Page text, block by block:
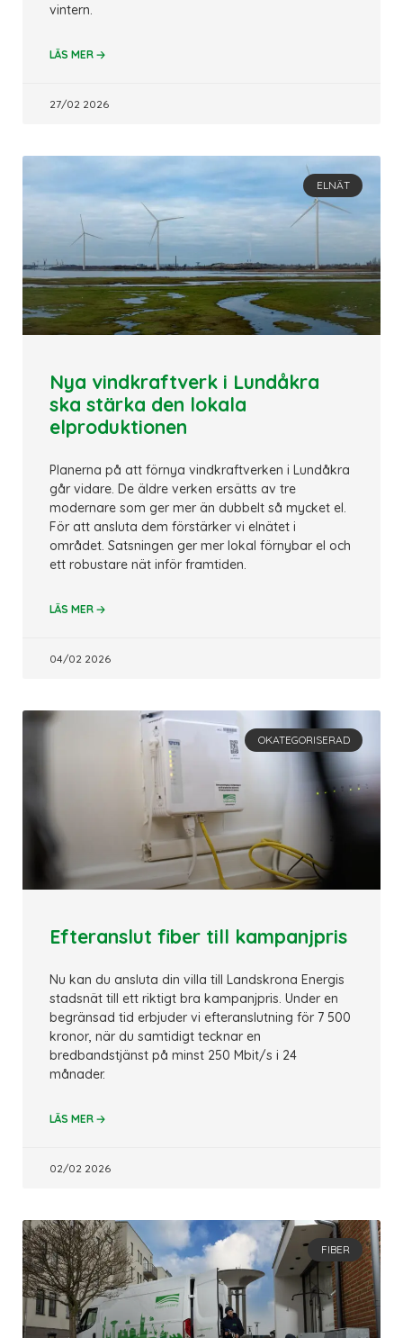
vintern.
LÄS MER 🡢
27/02 2026
ELNÄT
Nya vindkraftverk i Lundåkra
ska stärka den lokala
elproduktionen
Planerna på att förnya vindkraftverken i Lundåkra
går vidare. De äldre verken ersätts av tre
modernare som ger mer än dubbelt så mycket el.
För att ansluta dem förstärker vi elnätet i
området. Satsningen ger mer lokal förnybar el och
ett robustare nät inför framtiden.
LÄS MER 🡢
04/02 2026
OKATEGORISERAD
Efteranslut fiber till kampanjpris
Nu kan du ansluta din villa till Landskrona Energis
stadsnät till ett riktigt bra kampanjpris. Under en
begränsad tid erbjuder vi efteranslutning för 7 500
kronor, när du samtidigt tecknar en
bredbandstjänst på minst 250 Mbit/s i 24
månader.
LÄS MER 🡢
02/02 2026
FIBER